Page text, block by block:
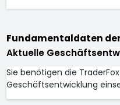
Fundamentaldaten
Aktuelle
Sie benötigen die
Geschäftsentwicklung